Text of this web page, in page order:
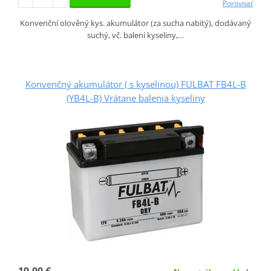
Porovnať
Konvenční olověný kys. akumulátor (za sucha nabitý), dodávaný
suchý, vč. balení kyseliny,…
Konvenčný akumulátor ( s kyselinou) FULBAT FB4L-B
(YB4L-B) Vrátane balenia kyseliny